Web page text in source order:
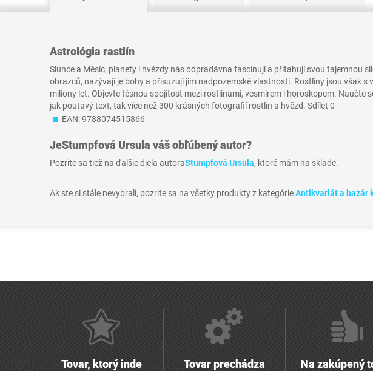
Astrológia rastlín
Slunce a Měsíc, planety i hvězdy nás odpradávna fascinují a přitahují svou tajemnou
obrazců, nazývají je bohy a přisuzují jim nadpozemské vlastnosti. Rostliny jsou však
miliony let. Objevte těsnou spojitost mezi rostlinami, vesmírem i horoskopem. Naučte
jak poutavý text, tak více než 300 krásných fotografií rostlin a hvězd. Sdílet 0
EAN: 9788074515866
JeStumpfová Ursula váš obľúbený autor?
Pozrite sa tiež na ďalšie diela autoraStumpfová Ursula, ktoré mám na sklade.
Ak ste si stále nevybrali, pozrite sa na všetky produkty z kategórieAntikvariát a bazár
Tovar, ktorý inde
Tovar prechádza
Na zakúpený